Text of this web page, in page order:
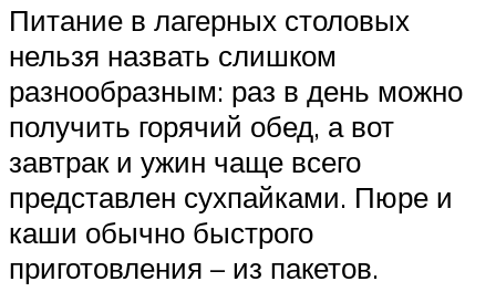
Питание в лагерных столовых
нельзя назвать слишком
разнообразным: раз в день можно
получить горячий обед, а вот
завтрак и ужин чаще всего
представлен сухпайками. Пюре и
каши обычно быстрого
приготовления – из пакетов.